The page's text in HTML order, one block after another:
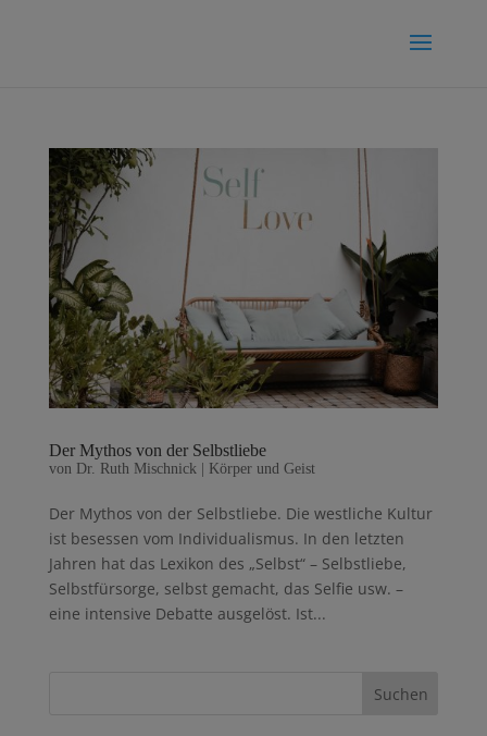
Der Mythos von der Selbstliebe
von Dr. Ruth Mischnick Körper und Geist
Der Mythos von der Selbstliebe. Die westliche Kultur
ist besessen vom Individualismus. In den letzten
Jahren hat das Lexikon des „Selbst“ – Selbstliebe,
Selbstfürsorge, selbst gemacht, das Selfie usw. –
eine intensive Debatte ausgelöst. Ist...